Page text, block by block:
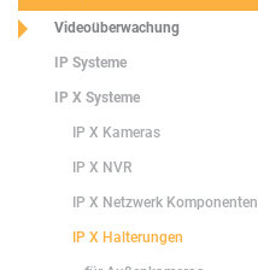
Videoüberwachung
IP Systeme
IP X Systeme
IP X Kameras
IP X NVR
IP X Netzwerk Komponenten
IP X Halterungen